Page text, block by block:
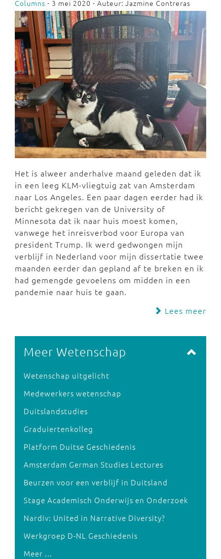
Columns - 3 mei 2020 - Auteur: Jazmine Contreras
Het is alweer anderhalve maand geleden dat ik
in een leeg KLM-vliegtuig zat van Amsterdam
naar Los Angeles. Een paar dagen eerder had ik
bericht gekregen van de University of
Minnesota dat ik naar huis moest komen,
vanwege het inreisverbod voor Europa van
president Trump. Ik werd gedwongen mijn
verblijf in Nederland voor mijn dissertatie twee
maanden eerder dan gepland af te breken en ik
had gemengde gevoelens om midden in een
pandemie naar huis te gaan.
Lees meer
Meer Wetenschap
Wetenschap uitgelicht
Medewerkers wetenschap
Duitslandstudies
Graduiertenkolleg
Platform Duitse Geschiedenis
Amsterdam German Studies Lectures
Beurzen voor een verblijf in Duitsland
Stage Academisch Onderwijs en Onderzoek
Nardiv: United in Narrative Diversity?
Werkgroep D-NL Geschiedenis
Meer ...